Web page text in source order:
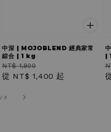
中深 | MOJOBLEND 經典家常
綜合 | 1 kg
Regular
price
NT$ 1,800
price
從 NT$ 1,400 起
|
/3